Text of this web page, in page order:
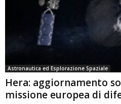
Astronautica ed Esplorazione Spaziale
Hera: aggiornamento
missione europea di